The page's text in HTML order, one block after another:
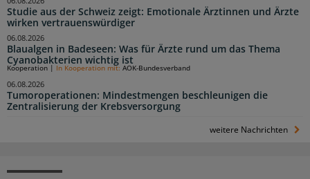
Studie aus der Schweiz zeigt: Emotionale Ärztinnen und Ärzte
wirken vertrauenswürdiger
Blaualgen in Badeseen: Was für Ärzte rund um das Thema
Cyanobakterien wichtig ist
06.08.2026
Tumoroperationen: Mindestmengen beschleunigen die
Zentralisierung der Krebsversorgung
Kooperation | In Kooperation mit: AOK-Bundesverband
06.08.2026
weitere Nachrichten